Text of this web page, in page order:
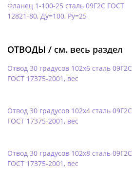
Фланец 1-100-25 сталь 09Г2С ГОСТ
12821-80, Ду=100, Ру=25
ОТВОДЫ / см. весь раздел
Отвод 30 градусов 102х6 сталь 09Г2С
ГОСТ 17375-2001, вес
Отвод 30 градусов 102х4 сталь 09Г2С
ГОСТ 17375-2001, вес
Отвод 30 градусов 102х8 сталь 09Г2С
ГОСТ 17375-2001, вес